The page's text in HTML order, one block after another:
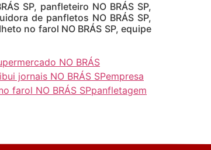
SP, panfleteiro NO BRÁS SP,
de panfletos NO BRÁS SP,
no farol NO BRÁS SP, equipe
NO BRÁS
jornais NO BRÁS SPempresa
farol NO BRÁS SPpanfletagem